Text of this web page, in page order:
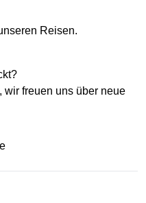
Reisen.
wir freuen uns über neue